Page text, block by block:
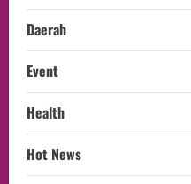
Daerah
Event
Health
Hot News